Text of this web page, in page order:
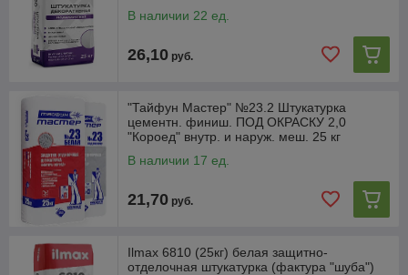
В наличии 22 ед.
26,10 руб.
"Тайфун Мастер" №23.2 Штукатурка
цементн. финиш. ПОД ОКРАСКУ 2,0
"Короед" внутр. и наруж. меш. 25 кг
В наличии 17 ед.
21,70 руб.
Ilmax 6810 (25кг) белая защитно-
отделочная штукатурка (фактура "шуба")